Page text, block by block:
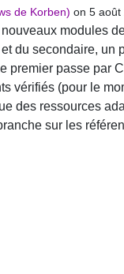
de Korben) on 5 août
modules
du secondaire, un
premier passe par
vérifiés (pour le
des ressources
sur les